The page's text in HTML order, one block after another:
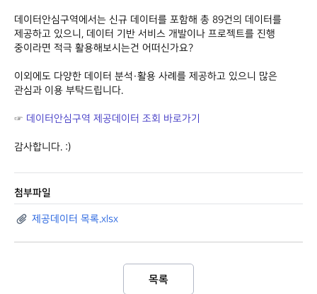
데이터안심구역에서는 신규 데이터를 포함해 총 89건의 데이터를
제공하고 있으니, 데이터 기반 서비스 개발이나 프로젝트를 진행
중이라면 적극 활용해보시는건 어떠신가요?
이외에도 다양한 데이터 분석·활용 사례를 제공하고 있으니 많은
관심과 이용 부탁드립니다.
☞ 데이터안심구역 제공데이터 조회 바로가기
감사합니다. :)
첨부파일
제공데이터 목록.xlsx
목록